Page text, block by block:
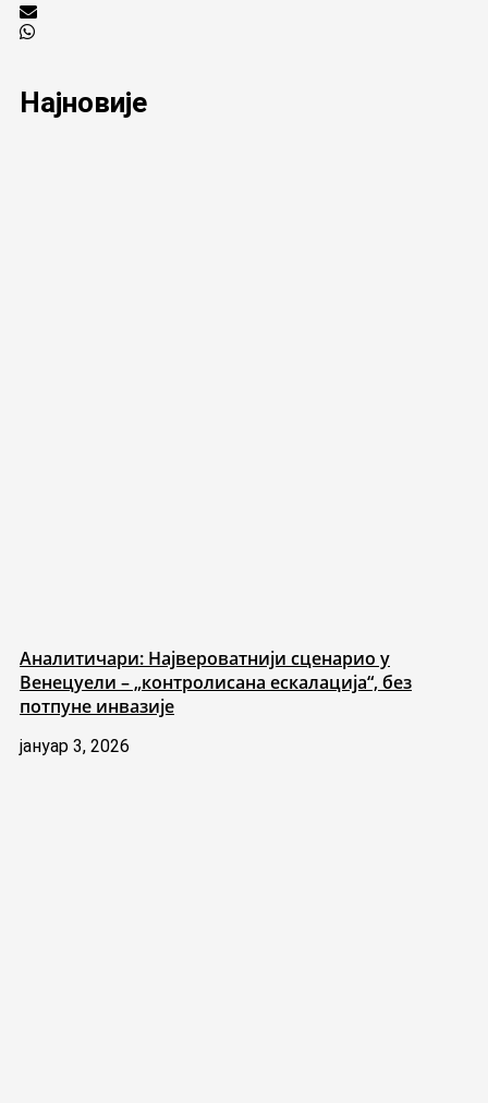
Најновије
Аналитичари: Највероватнији сценарио у
Венецуели – „контролисана ескалација“, без
потпуне инвазије
јануар 3, 2026